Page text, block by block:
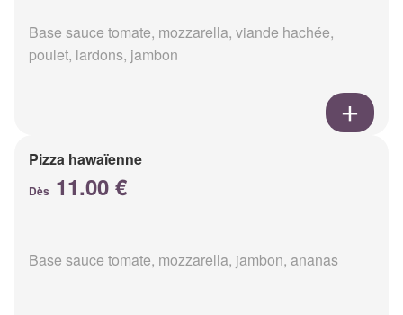
Base sauce tomate, mozzarella, viande hachée,
poulet, lardons, jambon
Pizza hawaïenne
Dès 11.00 €
Base sauce tomate, mozzarella, jambon, ananas